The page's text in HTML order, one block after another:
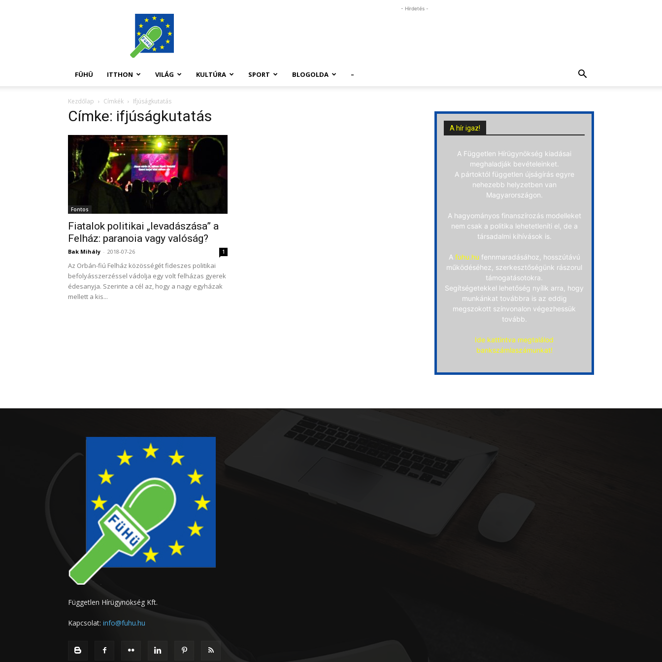
FüHü
- Hirdetés -
FÜHÜ ITTHON VILÁG KULTÚRA SPORT BLOGOLDA –
Kezdőlap Címkék Ifjúságkutatás
Címke: ifjúságkutatás
Fontos
Fiatalok politikai „levadászása” a
Felház: paranoia vagy valóság?
Bak Mihály - 2018-07-26 1
Az Orbán-fiú Felház közösségét fideszes politikai
befolyásszerzéssel vádolja egy volt felházas gyerek
édesanyja. Szerinte a cél az, hogy a nagy egyházak
mellett a kis...
A hír igaz!
A Független Hírügynökség kiadásai
meghaladják bevételeinket.
A pártoktól független újságírás egyre
nehezebb helyzetben van
Magyarországon.
A hagyományos finanszírozás modelleket
nem csak a politika lehetetleníti el, de a
társadalmi kihívások is.
A fuhu.hu fennmaradásához, hosszútávú
működéséhez, szerkesztőségünk rászorul
támogatásotokra.
Segítségetekkel lehetőség nyílik arra, hogy
munkánkat továbbra is az eddig
megszokott színvonalon végezhessük
tovább.
Ide kattintva megtalálod
bankszámlaszámunkat!
Független Hírügynökség Kft.
Kapcsolat: info@fuhu.hu